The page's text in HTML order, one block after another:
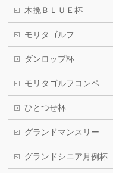
木挽ＢＬＵＥ杯
モリタゴルフ
ダンロップ杯
モリタゴルフコンペ
ひとつせ杯
グランドマンスリー
グランドシニア月例杯